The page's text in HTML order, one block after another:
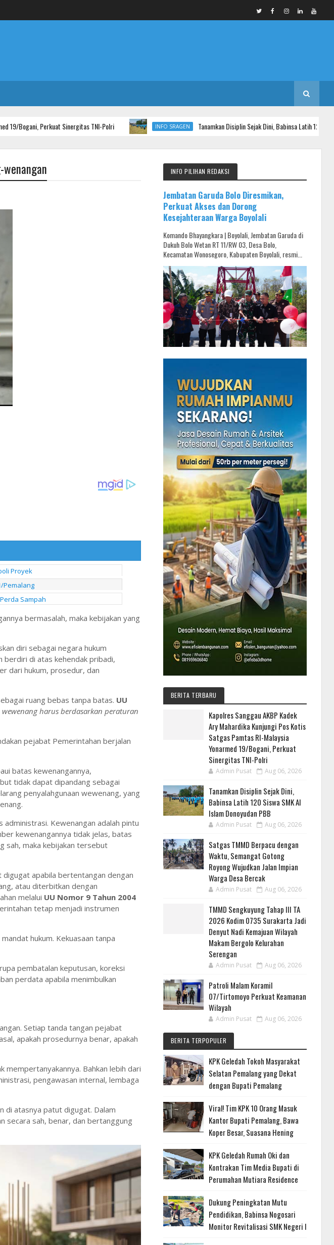
Perkuat Sinergitas TNI-Polri INFO SRAGEN Tanamkan Disiplin Sejak Dini, Babinsa Latih 120 Siswa SMK Al
Proyek
Pemalang
Sampah
bermasalah, maka kebijakan yang
diri sebagai negara hukum
berdiri di atas kehendak pribadi,
dari hukum, prosedur, dan
ruang bebas tanpa batas. UU
harus berdasarkan peraturan
pejabat Pemerintahan berjalan
batas kewenangannya,
tidak dapat dipandang sebagai
penyalahgunaan wewenang, yang
administrasi. Kewenangan adalah pintu
kewenangannya tidak jelas, batas
sah, maka kebijakan tersebut
apabila bertentangan dengan
atau diterbitkan dengan
melalui UU Nomor 9 Tahun 2004
tetap menjadi instrumen
hukum. Kekuasaan tanpa
pembatalan keputusan, koreksi
perdata apabila menimbulkan
Setiap tanda tangan pejabat
apakah prosedurnya benar, apakah
mempertanyakannya. Bahkan lebih dari
pengawasan internal, lembaga
di atasnya patut digugat. Dalam
secara sah, benar, dan bertanggung
INFO PILIHAN REDAKSI
Jembatan Garuda Bolo Diresmikan,
Perkuat Akses dan Dorong
Kesejahteraan Warga Boyolali
Komando Bhayangkara | Boyolali, Jembatan Garuda di
Dukuh Bolo Wetan RT 11/RW 03, Desa Bolo,
Kecamatan Wonosegoro, Kabupaten Boyolali, resmi...
BERITA TERBARU
Kapolres Sanggau AKBP Kadek
Ary Mahardika Kunjungi Pos Kotis
Satgas Pamtas RI-Malaysia
Yonarmed 19/Bogani, Perkuat
Sinergitas TNI-Polri
Admin Pusat Aug 06, 2026
Tanamkan Disiplin Sejak Dini,
Babinsa Latih 120 Siswa SMK Al
Islam Donoyudan PBB
Admin Pusat Aug 06, 2026
Satgas TMMD Berpacu dengan
Waktu, Semangat Gotong
Royong Wujudkan Jalan Impian
Warga Desa Bercak
Admin Pusat Aug 06, 2026
TMMD Sengkuyung Tahap III TA
2026 Kodim 0735 Surakarta Jadi
Denyut Nadi Kemajuan Wilayah
Makam Bergolo Kelurahan
Serengan
Admin Pusat Aug 06, 2026
Patroli Malam Koramil
07/Tirtomoyo Perkuat Keamanan
Wilayah
Admin Pusat Aug 06, 2026
BERITA TERPOPULER
KPK Geledah Tokoh Masyarakat
Selatan Pemalang yang Dekat
dengan Bupati Pemalang
Viral! Tim KPK 10 Orang Masuk
Kantor Bupati Pemalang, Bawa
Koper Besar, Suasana Hening
KPK Geledah Rumah Oki dan
Kontrakan Tim Media Bupati di
Perumahan Mutiara Residence
Dukung Peningkatan Mutu
Pendidikan, Babinsa Nogosari
Monitor Revitalisasi SMK Negeri I